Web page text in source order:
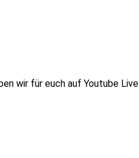
wir für euch auf Youtube Live